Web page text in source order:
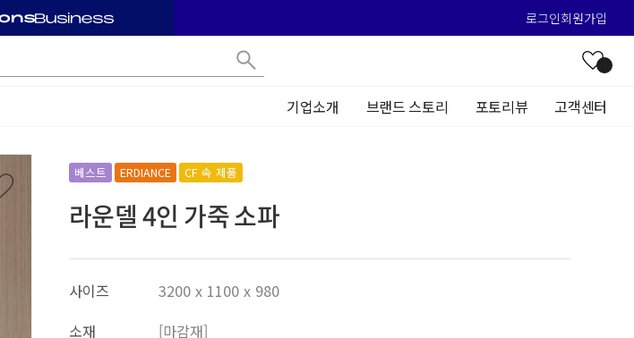
로그인회원가입
기업소개 브랜드 스토리 포토리뷰 고객센터
베스트 ERDIANCE CF 속 제품
라운델 4인 가죽 소파
사이즈
3200 x 1100 x 980
소재
[마감재]